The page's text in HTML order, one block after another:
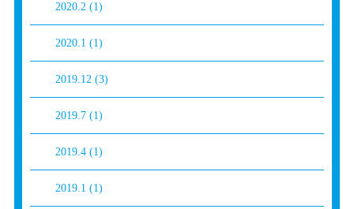
2020.2 (1)
2020.1 (1)
2019.12 (3)
2019.7 (1)
2019.4 (1)
2019.1 (1)